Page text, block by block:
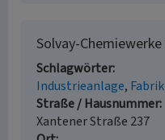
Solvay-
Schlagwörter
Industrieanlage
Straße / Hausnummer
Xantener Straße 237